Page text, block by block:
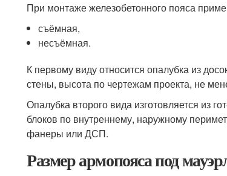
При монтаже железобетонного пояса
съёмная,
несъёмная.
К первому виду относится опалубка из
стены, высота по чертежам проекта, не
Опалубка второго вида изготовляется из
блоков по внутреннему, наружному
фанеры или ДСП.
Размер армопояса под